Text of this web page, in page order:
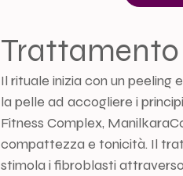
Trattamento
Il rituale inizia con un
la pelle ad accogliere i
Fitness Complex,
compattezza e tonicità. Il
stimola i fibroblasti